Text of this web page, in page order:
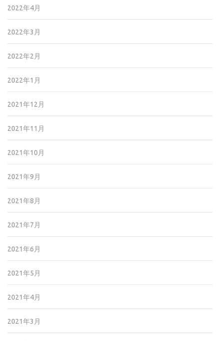
2022年4月
2022年3月
2022年2月
2022年1月
2021年12月
2021年11月
2021年10月
2021年9月
2021年8月
2021年7月
2021年6月
2021年5月
2021年4月
2021年3月